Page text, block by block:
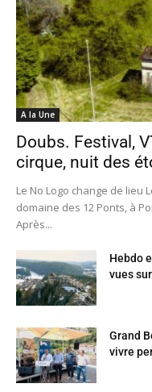
A la Une
Doubs. Festival,
cirque, nuit des
Le No Logo change de lieu
domaine des 12 Ponts, à
Après...
Hebdo
vues
Grand
vivre